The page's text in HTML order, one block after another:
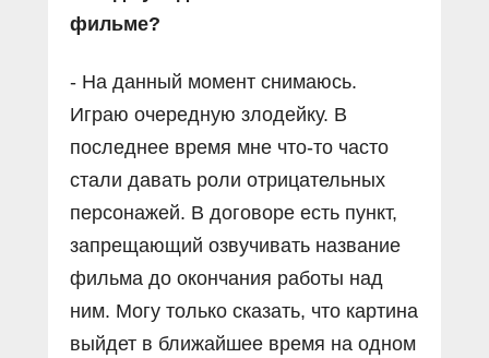
фильме?
- На данный момент снимаюсь.
Играю очередную злодейку. В
последнее время мне что-то часто
стали давать роли отрицательных
персонажей. В договоре есть пункт,
запрещающий озвучивать название
фильма до окончания работы над
ним. Могу только сказать, что картина
выйдет в ближайшее время на одном